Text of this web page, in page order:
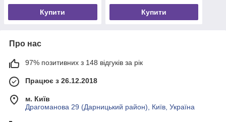
Купити Купити
Про нас
97% позитивних з 148 відгуків за рік
Працює з 26.12.2018
м. Київ
Драгоманова 29 (Дарницький район), Київ, Україна